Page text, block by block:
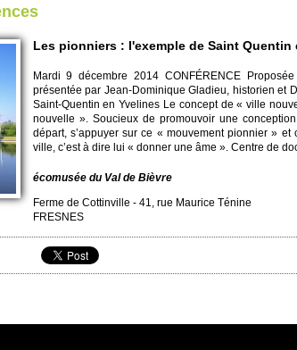
Les pionniers : l'exemple de Saint Quentin
Mardi 9 déce­mbre 2014 CONFÉRENCE
présentée par Jean-Do­minique Gladieu, histo­rien et
Saint-Quentin en Yve­lines Le concept de « ville
nouve­lle ». So­uci­eux de pro­mouvoir une
départ, s’appuyer sur ce « mouve­ment pi­onnier »
ville, c’est à dire lui « donner une âme ». Centre de
écomusée du Val de Bièvre
Ferme de Cottinvi­lle - 41, rue Maurice Ténine
FRE­SNES